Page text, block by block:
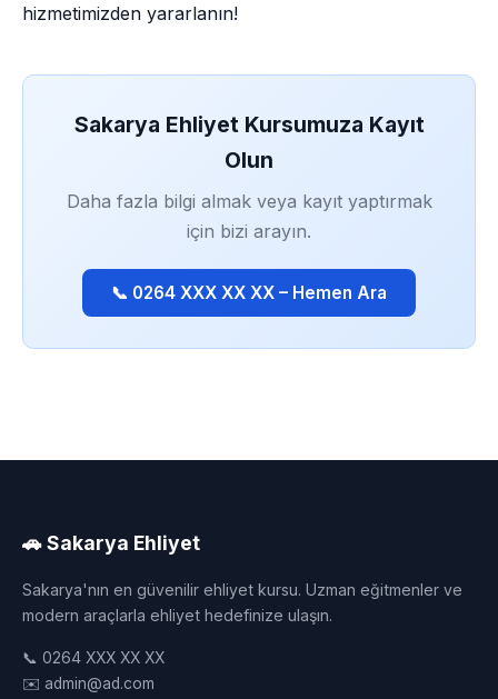
hizmetimizden yararlanın!
Sakarya Ehliyet Kursumuza Kayıt
Olun
Daha fazla bilgi almak veya kayıt yaptırmak
için bizi arayın.
📞 0264 XXX XX XX – Hemen Ara
🚗 Sakarya Ehliyet
Sakarya'nın en güvenilir ehliyet kursu. Uzman eğitmenler ve
modern araçlarla ehliyet hedefinize ulaşın.
📞 0264 XXX XX XX
✉️ admin@ad.com